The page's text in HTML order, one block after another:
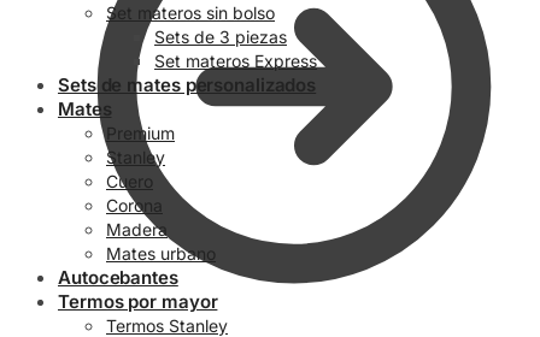
Set materos sin bolso
Sets de 3 piezas
Set materos Express
Sets de mates personalizados
Mates
Premium
Stanley
Cuero
Corona
Madera
Mates urbano
Autocebantes
Termos por mayor
Termos Stanley